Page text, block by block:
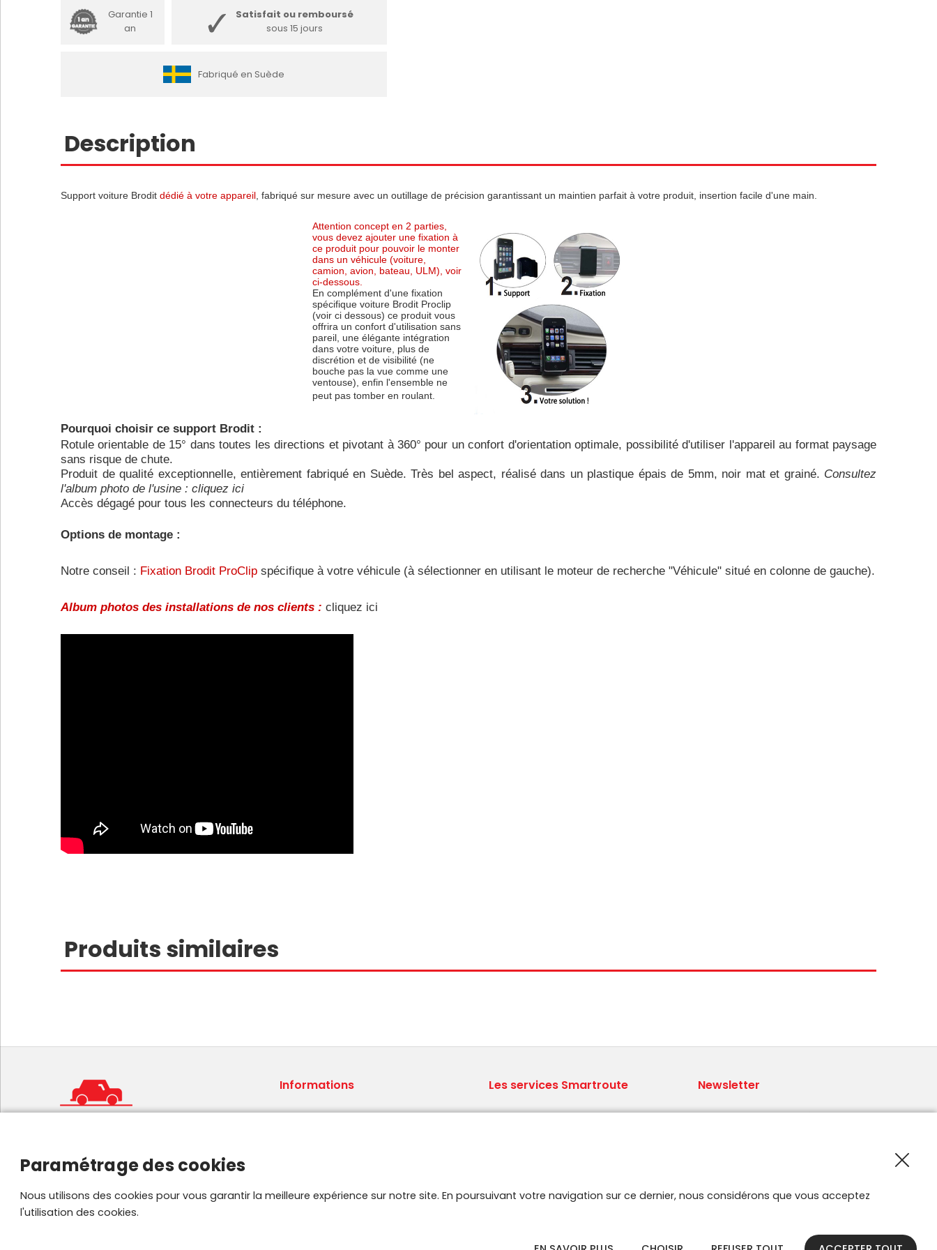
Garantie 1
an
Satisfait ou remboursé
sous 15 jours
Fabriqué en Suède
Description
Support voiture Brodit dédié à votre appareil, fabriqué sur mesure avec un outillage de précision garantissant un maintien parfait à votre produit, insertion facile d'une main.
Attention concept en 2 parties,
vous devez ajouter une fixation à
ce produit pour pouvoir le monter
dans un véhicule (voiture,
camion, avion, bateau, ULM), voir
ci-dessous.
En complément d'une fixation
spécifique voiture Brodit Proclip
(voir ci dessous) ce produit vous
offrira un confort d'utilisation sans
pareil, une élégante intégration
dans votre voiture, plus de
discrétion et de visibilité (ne
bouche pas la vue comme une
ventouse), enfin l'ensemble ne
peut pas tomber en roulant.
Pourquoi choisir ce support Brodit :
Rotule orientable de 15° dans toutes les directions et pivotant à 360° pour un confort d'orientation optimale, possibilité d'utiliser l'appareil au format paysage
sans risque de chute.
Produit de qualité exceptionnelle, entièrement fabriqué en Suède. Très bel aspect, réalisé dans un plastique épais de 5mm, noir mat et grainé. Consultez
l'album photo de l'usine : cliquez ici
Accès dégagé pour tous les connecteurs du téléphone.
Options de montage :
Notre conseil : Fixation Brodit ProClip spécifique à votre véhicule (à sélectionner en utilisant le moteur de recherche "Véhicule" situé en colonne de gauche).
Album photos des installations de nos clients : cliquez ici
Produits similaires
Informations Les services Smartroute Newsletter
Recevoir les nouveautés Smartroute
Paramétrage des cookies
Nous utilisons des cookies pour vous garantir la meilleure expérience sur notre site. En poursuivant votre navigation sur ce dernier, nous considérons que vous acceptez
l'utilisation des cookies.